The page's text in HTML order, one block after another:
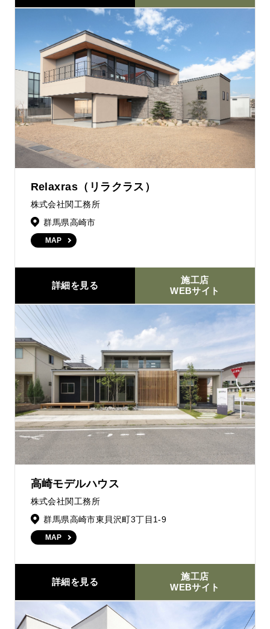
Relaxras（リラクラス）
株式会社関工務所
群馬県高崎市
MAP
詳細を見る
施工店
WEBサイト
高崎モデルハウス
株式会社関工務所
群馬県高崎市東貝沢町3丁目1-9
MAP
詳細を見る
施工店
WEBサイト